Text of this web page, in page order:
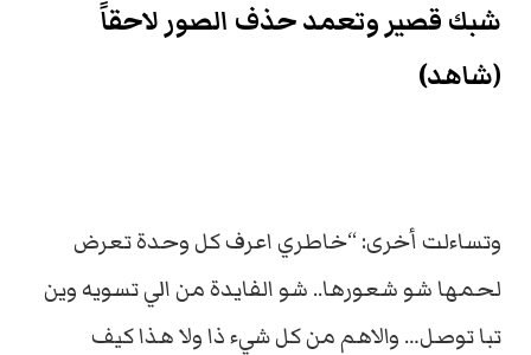
شبك قصير وتعمد حذف الصور لاحقاً
(شاهد)
وتساءلت أخرى: “خاطري اعرف كل وحدة تعرض
لحمها شو شعورها.. شو الفايدة من الي تسويه وين
تبا توصل… والاهم من كل شيء ذا ولا هذا كيف